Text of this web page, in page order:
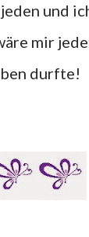
und
mir
durfte!